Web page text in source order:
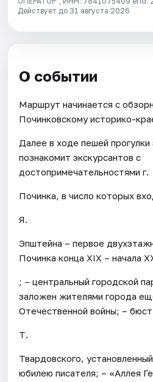
Действует до 31 августа 2026
О событии
Маршрут начинается с
Починковскому историко-
Далее в ходе пешей прогулки
познакомит экскурсантов с
достопримечательностями г.
Починка, в число которых
Я.
Эпштейна – первое
Починка конца XIX – начала
; – центральный городской
заложен жителями города
Отечественной войны; –
Т.
Твардовского,
юбилею писателя; – «Аллея